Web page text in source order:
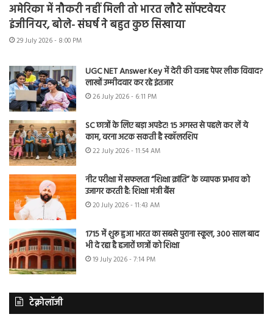
अमेरिका में नौकरी नहीं मिली तो भारत लौटे सॉफ्टवेयर
इंजीनियर, बोले- संघर्ष ने बहुत कुछ सिखाया
29 July 2026 - 8:00 PM
UGC NET Answer Key में देरी की वजह पेपर लीक विवाद?
लाखों उम्मीदवार कर रहे इंतजार
26 July 2026 - 6:11 PM
SC छात्रों के लिए बड़ा अपडेट! 15 अगस्त से पहले कर लें ये
काम, वरना अटक सकती है स्कॉलरशिप
22 July 2026 - 11:54 AM
नीट परीक्षा में सफलता “शिक्षा क्रांति” के व्यापक प्रभाव को
उजागर करती है: शिक्षा मंत्री बैंस
20 July 2026 - 11:43 AM
1715 में शुरू हुआ भारत का सबसे पुराना स्कूल, 300 साल बाद
भी दे रहा है हजारों छात्रों को शिक्षा
19 July 2026 - 7:14 PM
टेक्नोलॉजी